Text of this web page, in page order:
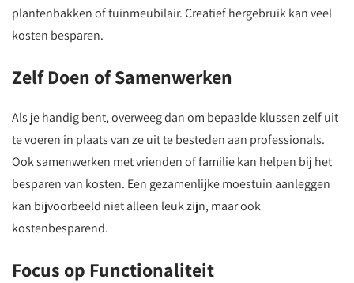
plantenbakken of tuinmeubilair. Creatief hergebruik kan veel
kosten besparen.
Zelf Doen of Samenwerken
Als je handig bent, overweeg dan om bepaalde klussen zelf uit
te voeren in plaats van ze uit te besteden aan professionals.
Ook samenwerken met vrienden of familie kan helpen bij het
besparen van kosten. Een gezamenlijke moestuin aanleggen
kan bijvoorbeeld niet alleen leuk zijn, maar ook
kostenbesparend.
Focus op Functionaliteit